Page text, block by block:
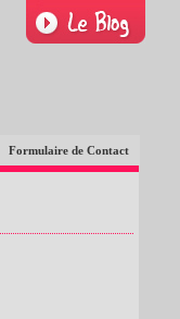
Formulaire de Contact